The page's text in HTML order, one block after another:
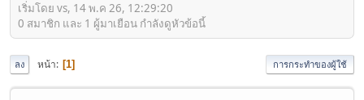
เริ่มโดย vs, 14 พ.ค 26, 12:29:20
0 สมาชิก และ 1 ผู้มาเยือน กำลังดูหัวข้อนี้
ลง หน้า 1 การกระทำของผู้ใช้